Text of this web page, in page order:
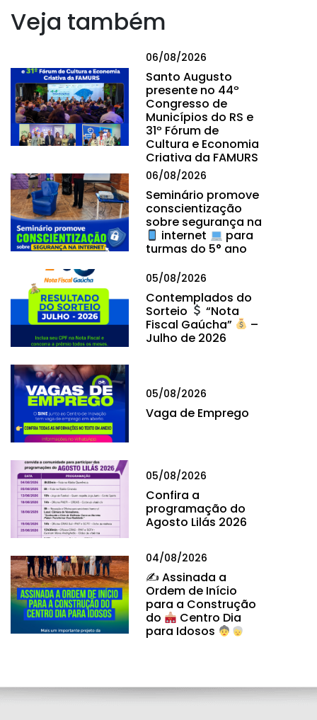
Veja também
06/08/2026
Santo Augusto
presente no 44º
Congresso de
Municípios do RS e
31º Fórum de
Cultura e Economia
Criativa da FAMURS
06/08/2026
Seminário promove
conscientização
sobre segurança na
internet
para
turmas do 5° ano
05/08/2026
Contemplados do
Sorteio
“Nota
Fiscal Gaúcha”
–
Julho de 2026
05/08/2026
Vaga de Emprego
05/08/2026
Confira a
programação do
Agosto Lilás 2026
04/08/2026
✍ Assinada a
Ordem de Início
para a Construção
do
Centro Dia
para Idosos